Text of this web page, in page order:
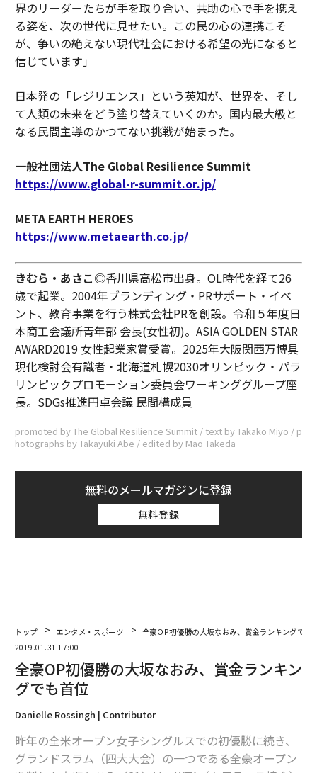
界のリーダーたちが手を取り合い、共助の心で手を携え
る姿を、次の世代に見せたい。この民の心の連携こそ
が、争いの絶えない現代社会における希望の光になると
信じています」
日本発の「レジリエンス」という英知が、世界を、そし
て人類の未来をどう塗り替えていくのか。国内最大級と
なる民間主導のかつてない挑戦が始まった。
一般社団法人The Global Resilience Summit
https://www.global-r-summit.or.jp/
META EARTH HEROES
https://www.metaearth.co.jp/
きむら・あさこ◎香川県高松市出身。OL時代を経て26
歳で起業。2004年ブランディング・PRサポート・イベ
ント、教育事業を行う株式会社PRを創設。令和５年度日
本商工会議所青年部 会長(女性初)。ASIA GOLDEN STAR
AWARD2019 女性起業家賞受賞。2025年大阪関西万博具
現化検討会有識者​・北海道札幌2030オリンピック・パラ
リンピックプロモーション委員会ワーキンググループ座
長。SDGs推進円卓会議 民間構成員
promoted by The Global Resilience Summit / text by Takako Miyo / p
hotographs by Takayuki Abe / edited by Mao Takeda
無料のメールマガジンに登録
無料登録
トップ エンタメ・スポーツ
全豪OP初優勝の大坂なおみ、賞金ランキングでも
2019.01.31 17:00
全豪OP初優勝の大坂なおみ、賞金ランキン
グでも首位
Danielle Rossingh | Contributor
昨年の全米オープン女子シングルスでの初優勝に続き、
グランドスラム（四大大会）の一つである全豪オープン